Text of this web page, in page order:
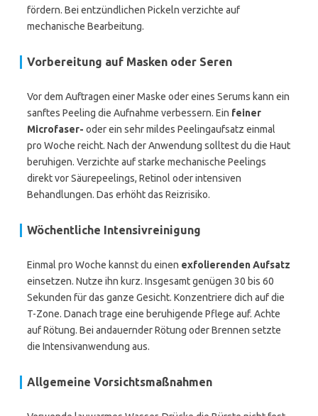
fördern. Bei entzündlichen Pickeln verzichte auf
mechanische Bearbeitung.
Vorbereitung auf Masken oder Seren
Vor dem Auftragen einer Maske oder eines Serums kann ein
sanftes Peeling die Aufnahme verbessern. Ein feiner
Microfaser- oder ein sehr mildes Peelingaufsatz einmal
pro Woche reicht. Nach der Anwendung solltest du die Haut
beruhigen. Verzichte auf starke mechanische Peelings
direkt vor Säurepeelings, Retinol oder intensiven
Behandlungen. Das erhöht das Reizrisiko.
Wöchentliche Intensivreinigung
Einmal pro Woche kannst du einen exfolierenden Aufsatz
einsetzen. Nutze ihn kurz. Insgesamt genügen 30 bis 60
Sekunden für das ganze Gesicht. Konzentriere dich auf die
T-Zone. Danach trage eine beruhigende Pflege auf. Achte
auf Rötung. Bei andauernder Rötung oder Brennen setzte
die Intensivanwendung aus.
Allgemeine Vorsichtsmaßnahmen